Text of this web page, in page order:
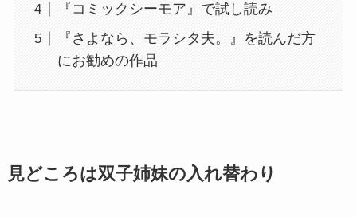
『コミックシーモア』で試し読み
『さよなら、モラシタ夫。』を読んだ方
にお勧めの作品
見どころは双子姉妹の入れ替わり